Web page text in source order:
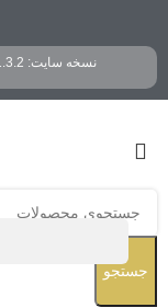
نسخه سایت: 1.3.2
جستجو